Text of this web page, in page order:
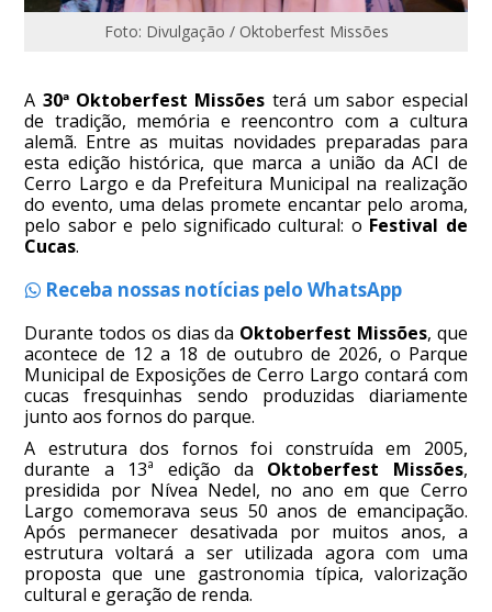
Foto: Divulgação / Oktoberfest Missões
A 30ª Oktoberfest Missões terá um sabor especial
de tradição, memória e reencontro com a cultura
alemã. Entre as muitas novidades preparadas para
esta edição histórica, que marca a união da ACI de
Cerro Largo e da Prefeitura Municipal na realização
do evento, uma delas promete encantar pelo aroma,
pelo sabor e pelo significado cultural: o Festival de
Cucas.
Receba nossas notícias pelo WhatsApp
Durante todos os dias da Oktoberfest Missões, que
acontece de 12 a 18 de outubro de 2026, o Parque
Municipal de Exposições de Cerro Largo contará com
cucas fresquinhas sendo produzidas diariamente
junto aos fornos do parque.
A estrutura dos fornos foi construída em 2005,
durante a 13ª edição da Oktoberfest Missões,
presidida por Nívea Nedel, no ano em que Cerro
Largo comemorava seus 50 anos de emancipação.
Após permanecer desativada por muitos anos, a
estrutura voltará a ser utilizada agora com uma
proposta que une gastronomia típica, valorização
cultural e geração de renda.